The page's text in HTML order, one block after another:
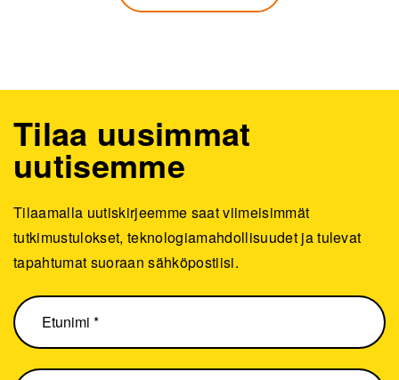
Tilaa uusimmat
uutisemme
Tilaamalla uutiskirjeemme saat viimeisimmät
tutkimustulokset, teknologiamahdollisuudet ja tulevat
tapahtumat suoraan sähköpostiisi.